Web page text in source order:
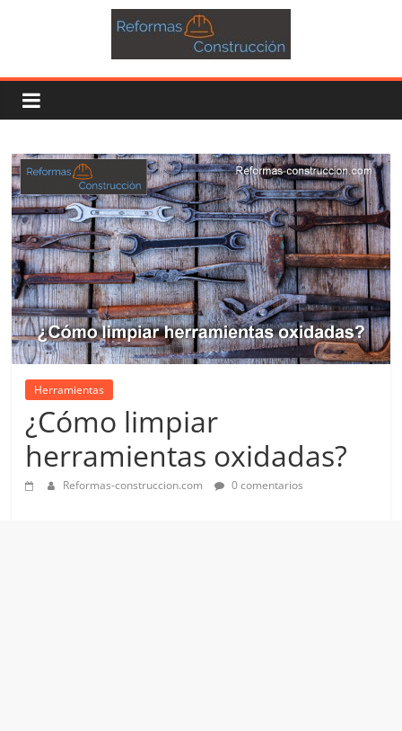
Herramientas
¿Cómo limpiar
herramientas oxidadas?
Reformas-construccion.com 0 comentarios